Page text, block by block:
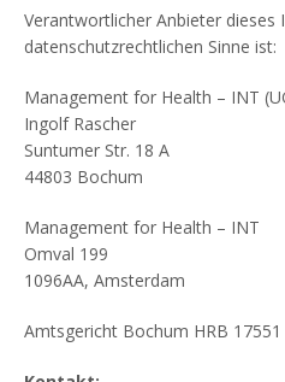
Verantwortlicher Anbieter
datenschutzrechtlichen Sinne ist:
Management for Health – INT
Ingolf Rascher
Suntumer Str. 18 A
44803 Bochum
Management for Health – INT
Omval 199
1096AA, Amsterdam
Amtsgericht Bochum HRB 17551